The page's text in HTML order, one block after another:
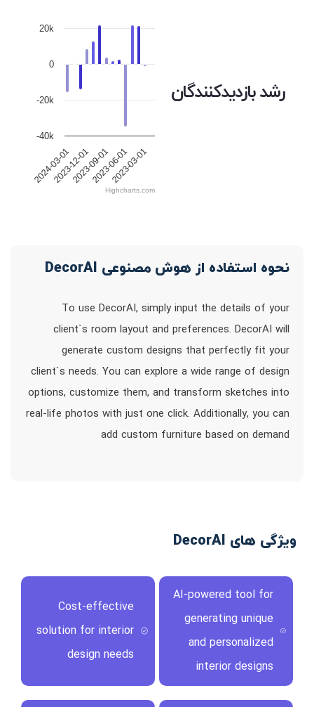
رشد بازدیدکنندگان
2024-03-01
2023-12-012023-09-012023-06-012023-03-01
-40k
-20k
0
20k
Highcharts.com
نحوه استفاده از هوش مصنوعی DecorAI
To use DecorAI, simply input the details of your
client`s room layout and preferences. DecorAI will
generate custom designs that perfectly fit your
client`s needs. You can explore a wide range of design
options, customize them, and transform sketches into
real-life photos with just one click. Additionally, you can
add custom furniture based on demand
ویژگی های DecorAI
AI-powered tool for
generating unique
and personalized
interior designs
Cost-effective
solution for interior
design needs